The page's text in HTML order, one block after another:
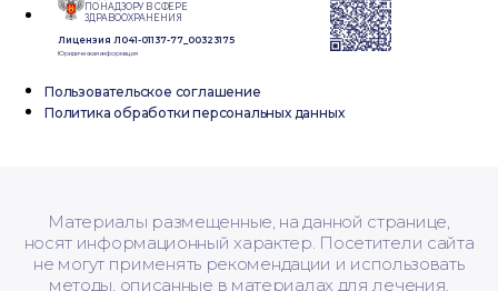
ПО НАДЗОРУ В СФЕРЕ
ЗДРАВООХРАНЕНИЯ
Лицензия Л041-01137-77_00323175
Юридическая информация
Пользовательское соглашение
Политика обработки персональных данных
Материалы размещенные, на данной странице,
носят информационный характер. Посетители сайта
не могут применять рекомендации и использовать
методы, описанные в материалах для лечения.